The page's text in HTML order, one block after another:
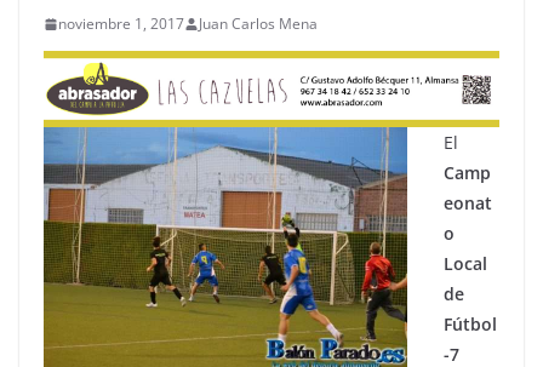
noviembre 1, 2017 Juan Carlos Mena
El
Camp
eonat
o
Local
de
Fútbol
-7